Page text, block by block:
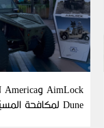
Dune لمكافحة المسيّرات